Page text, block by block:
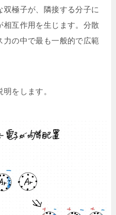
極子が、隣接する分子に
相互作用を生じます。分散
力の中で最も一般的で広範
をします。